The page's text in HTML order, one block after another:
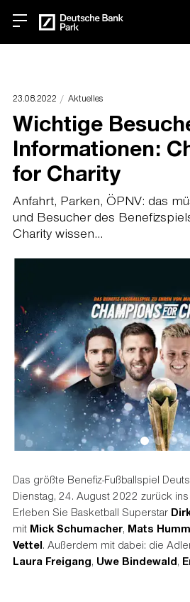
23.08.2022 Aktuelles
Wichtige
Informationen:
for Charity
Anfahrt, Parken, ÖPNV: das
und Besucher des
Charity wissen...
Das größte Benefiz-Fußballspiel
Dienstag, 24. August 2022 zurück
Erleben Sie Basketball Superstar
mit Mick Schumacher, Mats
Vettel. Außerdem mit dabei: die
Laura Freigang, Uwe Bindewald,